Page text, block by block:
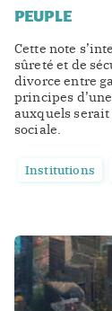
PEUPLE
Cette note
sûreté et de
divorce entre
principes
auxquels
sociale.
Institutions